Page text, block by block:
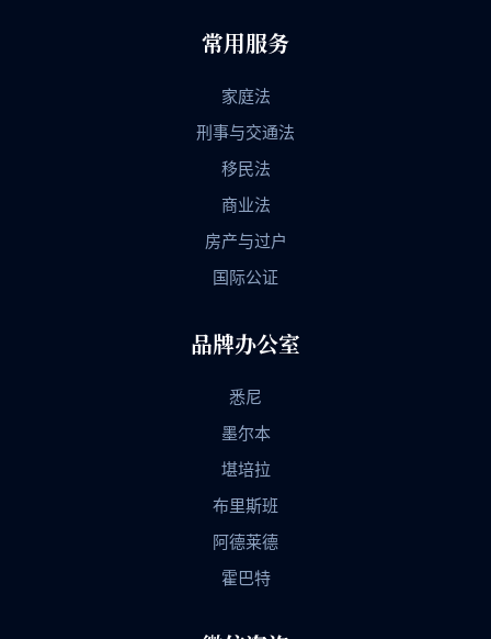
常用服务
家庭法
刑事与交通法
移民法
商业法
房产与过户
国际公证
品牌办公室
悉尼
墨尔本
堪培拉
布里斯班
阿德莱德
霍巴特